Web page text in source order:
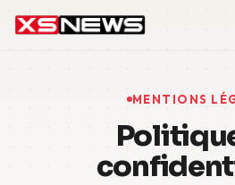
MENTIONS